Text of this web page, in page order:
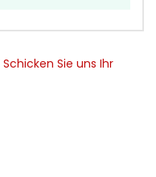
Schicken Sie uns Ihr